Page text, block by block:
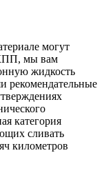
могут
КПП, мы вам
жидкость
рекомендательные
категория
сливать
километров